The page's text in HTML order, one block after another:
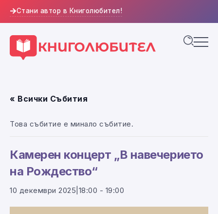
Стани автор в Книголюбител!
« Всички Събития
Това събитие е минало събитие.
Камерен концерт „В навечерието
на Рождество“
10 декември 2025|18:00 - 19:00